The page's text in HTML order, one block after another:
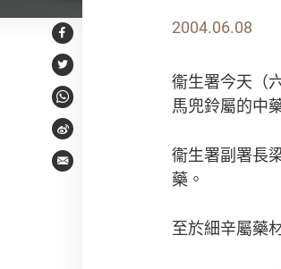
Facebook
Twitter
WhatsApp
Weibo
Email
2004.06.08
衞生署今天（
馬兜鈴屬的中
衞生署副署長
藥。
至於細辛屬藥